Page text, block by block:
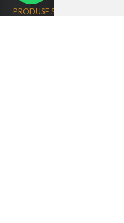
PRODUSE SI INFORMATII